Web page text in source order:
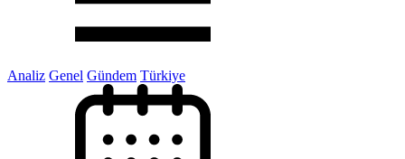
Analiz Genel Gündem Türkiye